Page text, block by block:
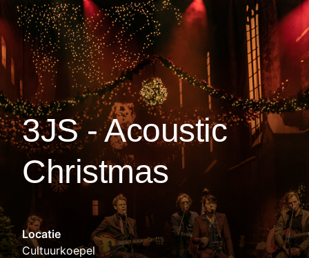
3JS - Acoustic
Christmas
Locatie
Cultuurkoepel